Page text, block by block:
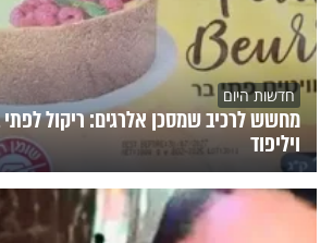
חדשות היום
מחשש לרכיב שמסכן אלרגים: ריקול
ויליפוד